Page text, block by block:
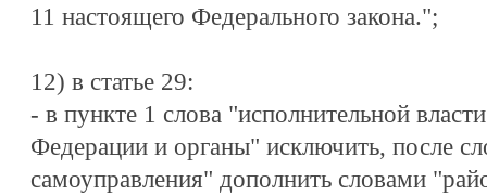
11 настоящего Федерального закона.";
12) в статье 29:
- в пункте 1 слова "исполнительной
Федерации и органы" исключить, после
самоуправления" дополнить словами